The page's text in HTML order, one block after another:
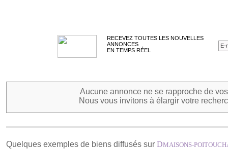
RECEVEZ TOUTES LES NOUVELLES
ANNONCES
EN TEMPS RÉEL
Aucune annonce ne se rapproche de
Nous vous invitons à élargir votre
Quelques exemples de biens diffusés sur DMAISONS-